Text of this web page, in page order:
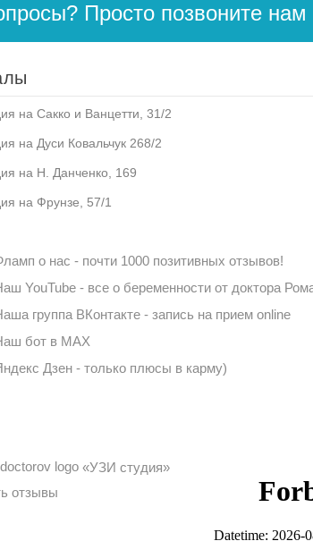
Просто позвоните нам
на Сакко и Ванцетти, 31/2
на Дуси Ковальчук 268/2
на Н. Данченко, 169
на Фрунзе, 57/1
о нас - почти 1000 позитивных отзывов!
YouTube - все о беременности от доктора
группа ВКонтакте - запись на прием online
бот в MAX
Дзен - только плюсы в карму)
«УЗИ студия»
отзывы